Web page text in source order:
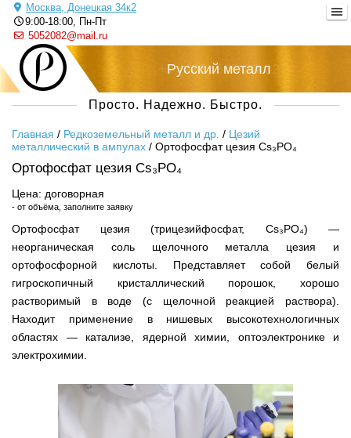
Москва, Донецкая 34к2
9:00-18:00, Пн-Пт
5052082@mail.ru
Русский металл
+7 (495) 505-20-82
Просто. Надежно. Быстро.
Главная / Редкоземельный металл и др. / Цезий
металлический в ампулах / Ортофосфат цезия Cs₃PO₄
Ортофосфат цезия Cs₃PO₄
Цена: договорная
- от объёма, заполните заявку
Ортофосфат цезия (трицезийфосфат, Cs₃PO₄) —
неорганическая соль щелочного металла цезия и
ортофосфорной кислоты. Представляет собой белый
гигроскопичный кристаллический порошок, хорошо
растворимый в воде (с щелочной реакцией раствора).
Находит применение в нишевых высокотехнологичных
областях — катализе, ядерной химии, оптоэлектронике и
электрохимии.